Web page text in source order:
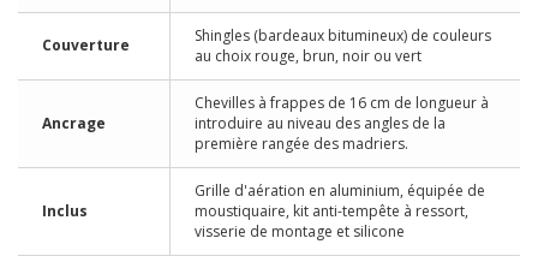
Couverture
Shingles (bardeaux bitumineux) de couleurs
au choix rouge, brun, noir ou vert
Ancrage
Chevilles à frappes de 16 cm de longueur à
introduire au niveau des angles de la
première rangée des madriers.
Inclus
Grille d'aération en aluminium, équipée de
moustiquaire, kit anti-tempête à ressort,
visserie de montage et silicone